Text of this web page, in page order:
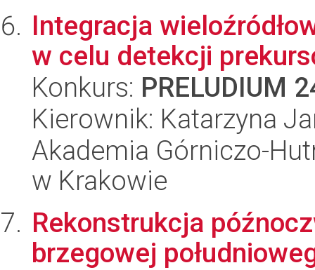
Integracja
w celu detekcji
Konkurs: PRELUDIUM
Kierownik: Katarzyna
Akademia Górniczo-
w Krakowie
Rekonstrukcja
brzegowej